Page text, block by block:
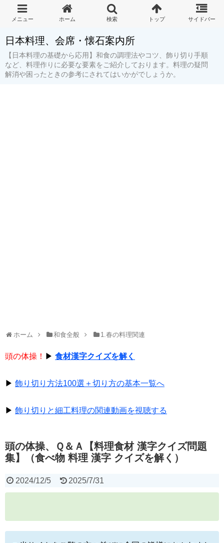
日本料理、会席・懐石案内所
【日本料理の基礎から応用】和食の調理法やコツ、飾り切り手順
など、料理作りに必要な要素をご紹介しております。料理の疑問
解消や困ったときの参考にされてはいかがでしょうか。
ホーム 和食全般 1.春の料理関連
頭の体操！ ▶ 食材漢字クイズを解く
▶ 飾り切り方法100選＋切り方の基本一覧へ
▶ 飾り切りと細工料理の関連動画を視聴する
頭の体操、Ｑ＆Ａ【料理食材 漢字クイズ問題
集】（食べ物 料理 漢字 クイズを解く）
2024/12/5 2025/7/31